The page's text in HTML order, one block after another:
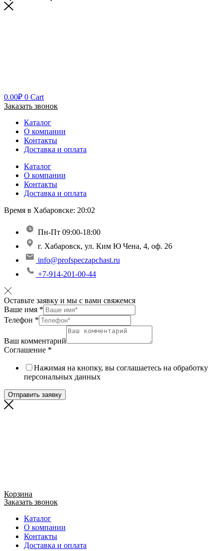
0.00₽ 0 Cart
Заказать звонок
Каталог
О компании
Контакты
Доставка и оплата
Каталог
О компании
Контакты
Доставка и оплата
Время в Хабаровске: 20:02
Пн-Пт 09:00-18:00
г. Хабаровск, ул. Ким Ю Чена, 4, оф. 26
info@profspeczapchast.ru
+7-914-201-00-44
Оставьте заявку и мы с вами свяжемся
Ваше имя *
Телефон *
Ваш комментарий
Соглашение *
Нажимая на кнопку, вы соглашаетесь на обработку
персональных данных
Отправить заявку
Корзина
Заказать звонок
Каталог
О компании
Контакты
Доставка и оплата